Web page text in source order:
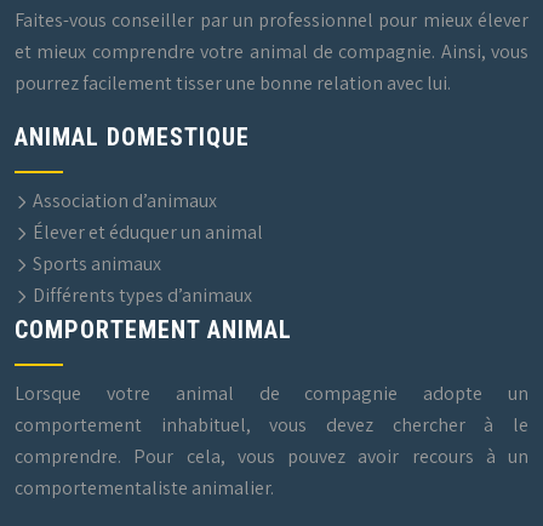
Faites-vous conseiller par un professionnel pour mieux élever
et mieux comprendre votre animal de compagnie. Ainsi, vous
pourrez facilement tisser une bonne relation avec lui.
ANIMAL DOMESTIQUE
Association d’animaux
Élever et éduquer un animal
Sports animaux
Différents types d’animaux
COMPORTEMENT ANIMAL
Lorsque votre animal de compagnie adopte un
comportement inhabituel, vous devez chercher à le
comprendre. Pour cela, vous pouvez avoir recours à un
comportementaliste animalier.